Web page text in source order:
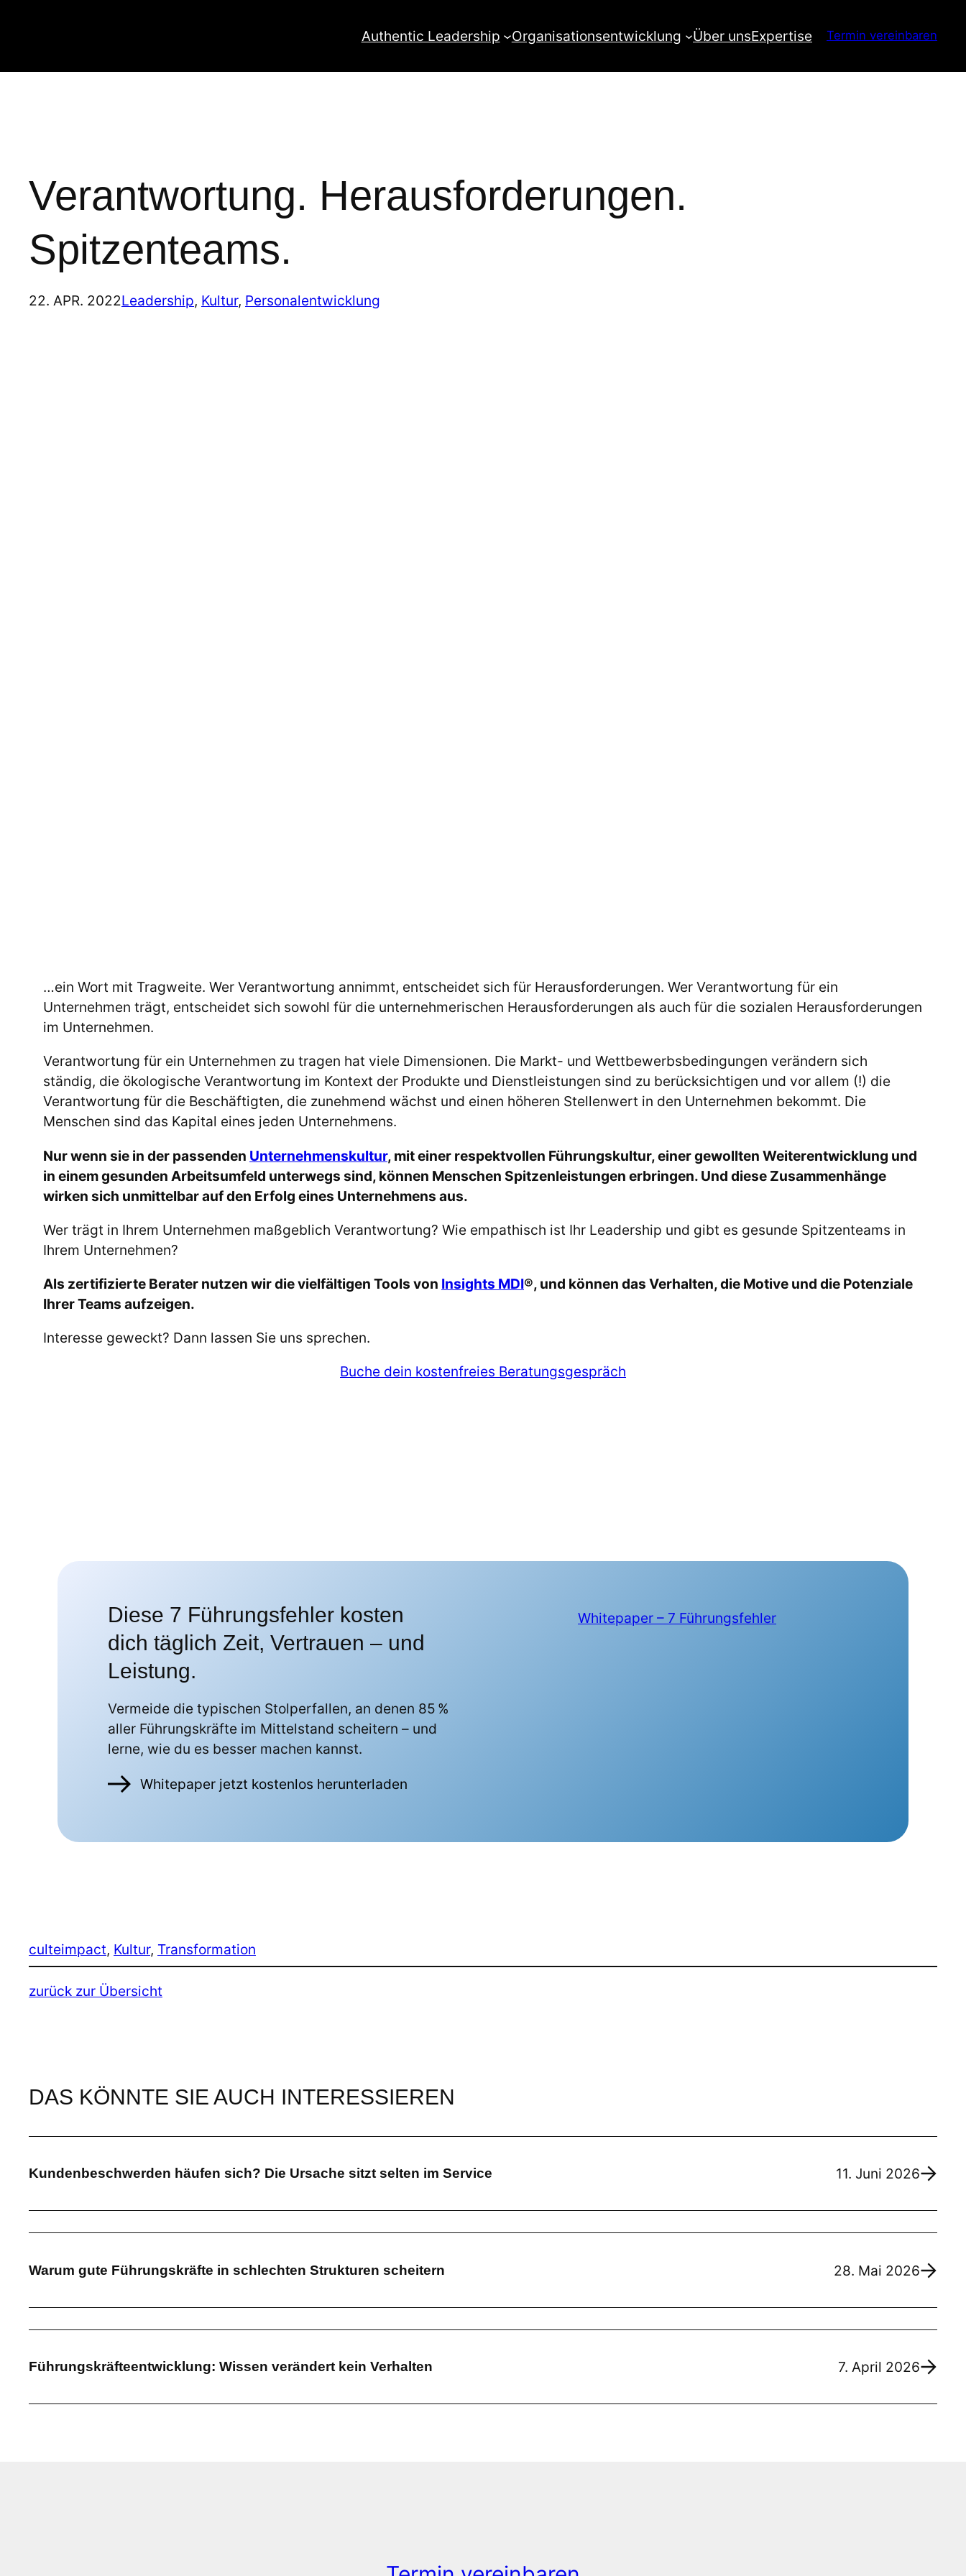
Authentic Leadership Organisationsentwicklung Über unsExpertise Termin vereinbaren
Verantwortung. Herausforderungen.
Spitzenteams.
22. APR. 2022Leadership, Kultur, Personalentwicklung
…ein Wort mit Tragweite. Wer Verantwortung annimmt, entscheidet sich für Herausforderungen. Wer Verantwortung für ein
Unternehmen trägt, entscheidet sich sowohl für die unternehmerischen Herausforderungen als auch für die sozialen Herausforderungen
im Unternehmen.
Verantwortung für ein Unternehmen zu tragen hat viele Dimensionen. Die Markt- und Wettbewerbsbedingungen verändern sich
ständig, die ökologische Verantwortung im Kontext der Produkte und Dienstleistungen sind zu berücksichtigen und vor allem (!) die
Verantwortung für die Beschäftigten, die zunehmend wächst und einen höheren Stellenwert in den Unternehmen bekommt. Die
Menschen sind das Kapital eines jeden Unternehmens.
Nur wenn sie in der passenden Unternehmenskultur, mit einer respektvollen Führungskultur, einer gewollten Weiterentwicklung und
in einem gesunden Arbeitsumfeld unterwegs sind, können Menschen Spitzenleistungen erbringen. Und diese Zusammenhänge
wirken sich unmittelbar auf den Erfolg eines Unternehmens aus.
Wer trägt in Ihrem Unternehmen maßgeblich Verantwortung? Wie empathisch ist Ihr Leadership und gibt es gesunde Spitzenteams in
Ihrem Unternehmen?
Als zertifizierte Berater nutzen wir die vielfältigen Tools von Insights MDI®, und können das Verhalten, die Motive und die Potenziale
Ihrer Teams aufzeigen.
Interesse geweckt? Dann lassen Sie uns sprechen.
Buche dein kostenfreies Beratungsgespräch
Diese 7 Führungsfehler kosten
dich täglich Zeit, Vertrauen – und
Leistung.
Vermeide die typischen Stolperfallen, an denen 85 %
aller Führungskräfte im Mittelstand scheitern – und
lerne, wie du es besser machen kannst.
Whitepaper jetzt kostenlos herunterladen
Whitepaper – 7 Führungsfehler
culteimpact, Kultur, Transformation
zurück zur Übersicht
DAS KÖNNTE SIE AUCH INTERESSIEREN
Kundenbeschwerden häufen sich? Die Ursache sitzt selten im Service 11. Juni 2026
Warum gute Führungskräfte in schlechten Strukturen scheitern 28. Mai 2026
Führungskräfteentwicklung: Wissen verändert kein Verhalten 7. April 2026